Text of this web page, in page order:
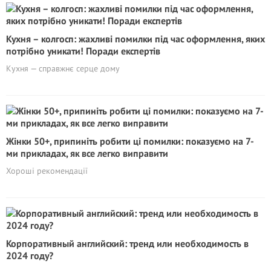
Кухня – колгосп: жaxливі помилки під час оформлення, яких
потрібно уникати! Поради експертів
Кухня — справжнє серце дому
Жінки 50+, припиніть робити ці помилки: показуємо на 7-
ми прикладах, як все легко виправити
Хороші рекомендації
Корпоративный английский: тренд или необходимость в
2024 году?